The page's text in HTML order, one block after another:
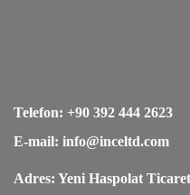
Telefon: +90 392 444 2623
E-mail: info@inceltd.com
Adres: Yeni Haspolat Ticaret